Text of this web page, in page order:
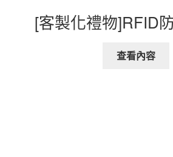
[客製化禮物]RFID
查看內容